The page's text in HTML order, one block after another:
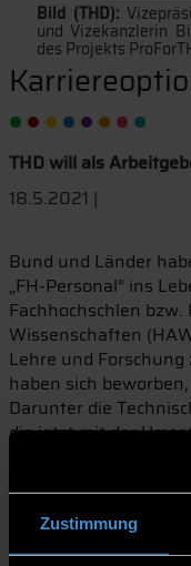
Zustimmung
Bild (THD):
und Vizekanzlerin
des Projekts
THD will als
18.5.2021 |
Bund und Länder
„FH-Personal“ ins
Fachhochschlen
Wissenschaften
Lehre und
haben sich
Darunter die
die jetzt mit der
die Karriereoption
Auf der Suche nach
Hochschulen für
Konkurrenz